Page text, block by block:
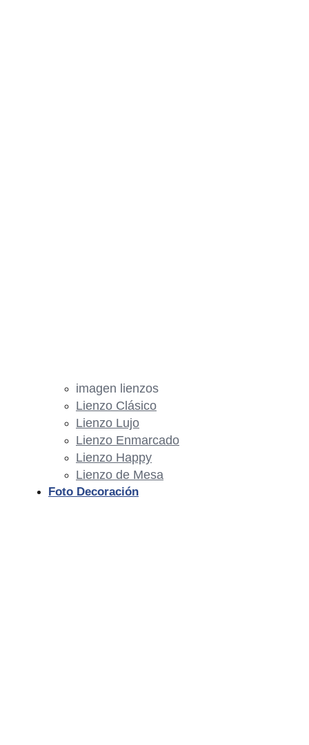
imagen lienzos
Lienzo Clásico
Lienzo Lujo
Lienzo Enmarcado
Lienzo Happy
Lienzo de Mesa
Foto Decoración